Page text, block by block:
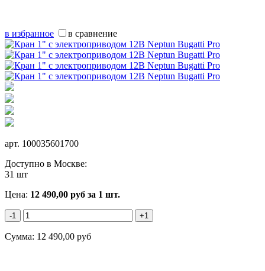
в избранное в сравнение
арт. 100035601700
Доступно в Москве:
31 шт
Цена: 12 490,00 руб за 1 шт.
-1 +1
Сумма: 12 490,00 руб